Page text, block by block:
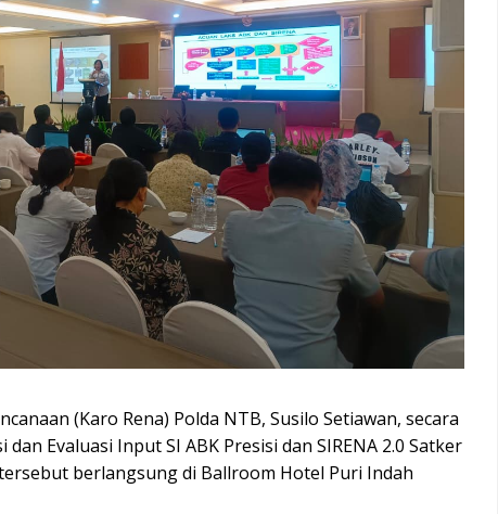
(Karo Rena) Polda NTB, Susilo Setiawan, secara
Evaluasi Input SI ABK Presisi dan SIRENA 2.0 Satker
berlangsung di Ballroom Hotel Puri Indah